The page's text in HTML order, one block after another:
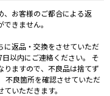
、お客様のご都合による返
きません。
に返品・交換をさせていただ
以内にご連絡ください。 そ
りますので、不良品は捨てず
不良箇所を確認させていただ
いただきます。